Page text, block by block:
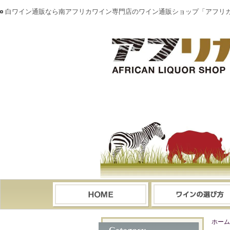
白ワイン通販なら南アフリカワイン専門店のワイン通販ショップ「アフリ
ホーム